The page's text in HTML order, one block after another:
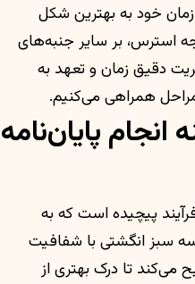
خود به بهترین شکل
استرس، بر سایر جنبه‌های
دقیق زمان و تعهد به
همراهی می‌کنیم.
انجام پایان‌نامه
پیچیده است که به
سبز انگشتی با شفافیت
می‌کند تا درک بهتری از